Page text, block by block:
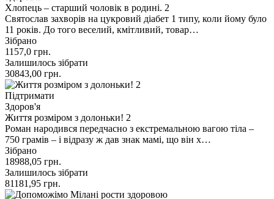
Хлопець – старший чоловік в родині. 2
Святослав захворів на цукровий діабет 1 типу, коли йому було
11 років. До того веселий, кмітливий, товар…
Зібрано
1157,0 грн.
Залишилось зібрати
30843,00 грн.
Підтримати
Здоров'я
Життя розміром з долоньки! 2
Роман народився передчасно з екстремальною вагою тіла –
750 грамів – і відразу ж дав знак мамі, що він х…
Зібрано
18988,05 грн.
Залишилось зібрати
81181,95 грн.